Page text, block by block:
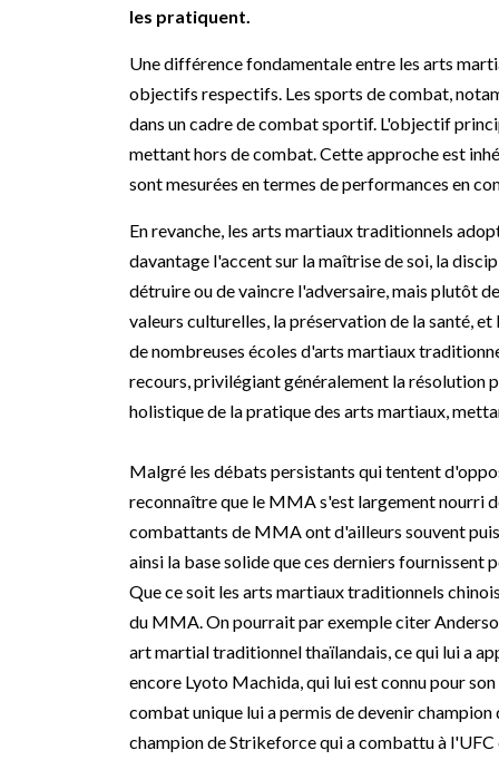
les pratiquent.
Une différence fondamentale entre les arts
objectifs respectifs. Les sports de combat,
dans un cadre de combat sportif. L'objectif
mettant hors de combat. Cette approche est
sont mesurées en termes de performances en
En revanche, les arts martiaux traditionnels
davantage l'accent sur la maîtrise de soi, la
détruire ou de vaincre l'adversaire, mais plutôt
valeurs culturelles, la préservation de la santé,
de nombreuses écoles d'arts martiaux
recours, privilégiant généralement la résolution
holistique de la pratique des arts martiaux,
Malgré les débats persistants qui tentent
reconnaître que le MMA s'est largement nourri
combattants de MMA ont d'ailleurs souvent
ainsi la base solide que ces derniers fournissent
Que ce soit les arts martiaux traditionnels
du MMA. On pourrait par exemple citer
art martial traditionnel thaïlandais, ce qui lui a
encore Lyoto Machida, qui lui est connu pour
combat unique lui a permis de devenir
champion de Strikeforce qui a combattu à